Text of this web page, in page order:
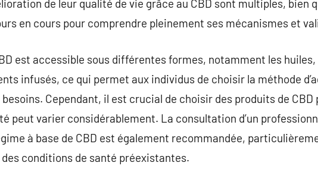
de leur qualité de vie grâce au CBD sont multiples,
en cours pour comprendre pleinement ses mécanismes et
est accessible sous différentes formes, notamment les
infusés, ce qui permet aux individus de choisir la méthode
besoins. Cependant, il est crucial de choisir des produits de
peut varier considérablement. La consultation d’un
à base de CBD est également recommandée,
des conditions de santé préexistantes.